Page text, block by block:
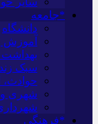
*جامعه
دانشگاه
آموزش
سبک
حوادث،
شهری و
*فرهنگی